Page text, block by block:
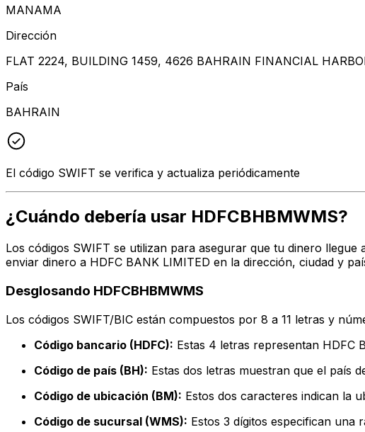
MANAMA
Dirección
FLAT 2224, BUILDING 1459, 4626 BAHRAIN FINANCIAL
País
BAHRAIN
El código SWIFT se verifica y actualiza periódicamente
¿Cuándo debería usar HDFCBHBMWMS?
Los códigos SWIFT se utilizan para asegurar que tu dinero
enviar dinero a HDFC BANK LIMITED en la dirección, ciudad y
Desglosando HDFCBHBMWMS
Los códigos SWIFT/BIC están compuestos por 8 a 11 letras y
Código bancario (HDFC): Estas 4 letras representan HDFC
Código de país (BH): Estas dos letras muestran que el país
Código de ubicación (BM): Estos dos caracteres indican la
Código de sucursal (WMS): Estos 3 dígitos especifican una